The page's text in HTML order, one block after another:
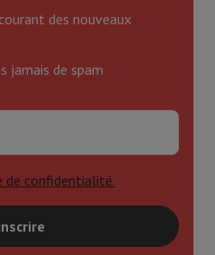
des nouveaux
jamais de spam
de confidentialité.